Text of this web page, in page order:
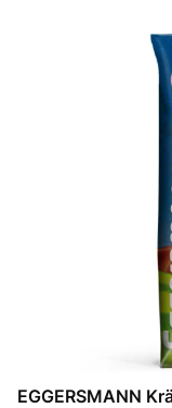
EGGERSMANN